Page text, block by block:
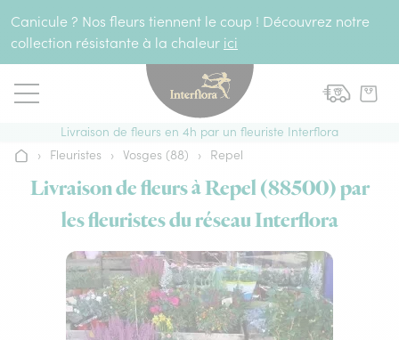
Canicule ? Nos fleurs tiennent le coup ! Découvrez notre
collection résistante à la chaleur ici
Livraison de fleurs en 4h par un fleuriste Interflora
Accueil
› Fleuristes › Vosges (88) › Repel
Livraison de fleurs à Repel (88500) par
les fleuristes du réseau Interflora